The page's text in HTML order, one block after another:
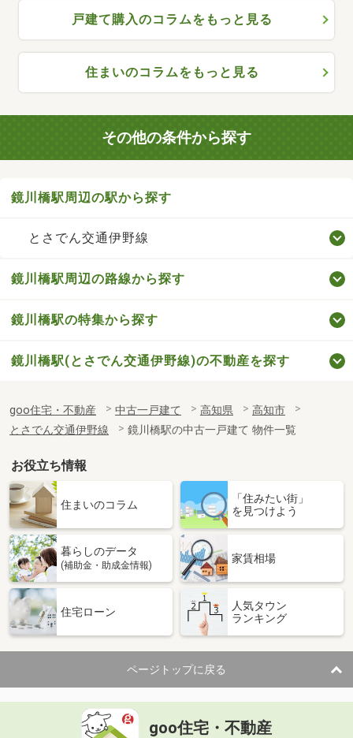
戸建て購入のコラムをもっと見る
住まいのコラムをもっと見る
その他の条件から探す
鏡川橋駅周辺の駅から探す
とさでん交通伊野線
鏡川橋駅周辺の路線から探す
鏡川橋駅の特集から探す
鏡川橋駅(とさでん交通伊野線)の不動産を探す
goo住宅・不動産 中古一戸建て 高知県
高知市
とさでん交通伊野線
鏡川橋駅の中古一戸建て 物件一覧
お役立ち情報
住まいのコラム
「住みたい街」
を見つけよう
暮らしのデータ
(補助金・助成金情報)
家賃相場
住宅ローン
人気タウン
ランキング
ページトップに戻る
goo住宅・不動産